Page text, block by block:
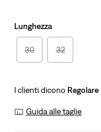
Lunghezza
30 32
I clienti dicono Regolare
Guida alle taglie